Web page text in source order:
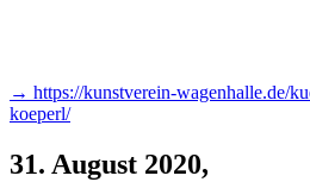
→ https://kunstverein-wagenhalle.de/
koeperl/
31. August 2020,